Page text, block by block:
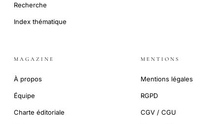
Recherche
Index thématique
MAGAZINE
À propos
Équipe
Charte éditoriale
MENTIONS
Mentions légales
RGPD
CGV / CGU